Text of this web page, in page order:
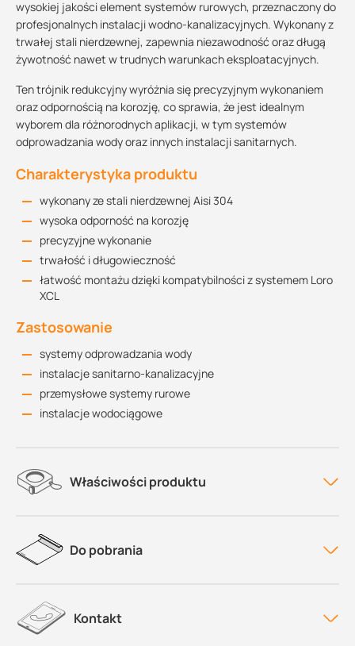
wysokiej jakości element systemów rurowych, przeznaczony do
profesjonalnych instalacji wodno-kanalizacyjnych. Wykonany z
trwałej stali nierdzewnej, zapewnia niezawodność oraz długą
żywotność nawet w trudnych warunkach eksploatacyjnych.
Ten trójnik redukcyjny wyróżnia się precyzyjnym wykonaniem
oraz odpornością na korozję, co sprawia, że jest idealnym
wyborem dla różnorodnych aplikacji, w tym systemów
odprowadzania wody oraz innych instalacji sanitarnych.
Charakterystyka produktu
wykonany ze stali nierdzewnej Aisi 304
wysoka odporność na korozję
precyzyjne wykonanie
trwałość i długowieczność
łatwość montażu dzięki kompatybilności z systemem Loro
XCL
Zastosowanie
systemy odprowadzania wody
instalacje sanitarno-kanalizacyjne
przemysłowe systemy rurowe
instalacje wodociągowe
Właściwości produktu
Do pobrania
Kontakt